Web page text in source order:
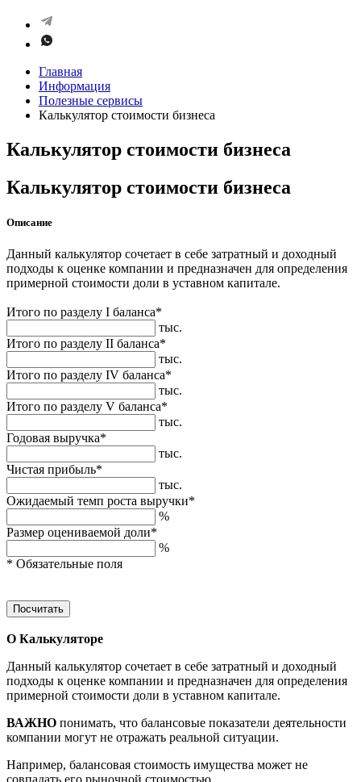
Главная
Информация
Полезные сервисы
Калькулятор стоимости бизнеса
Калькулятор стоимости бизнеса
Калькулятор стоимости бизнеса
Описание
Данный калькулятор сочетает в себе затратный и доходный
подходы к оценке компании и предназначен для определения
примерной стоимости доли в уставном капитале.
Итого по разделу I баланса*
тыс.
Итого по разделу II баланса*
тыс.
Итого по разделу IV баланса*
тыс.
Итого по разделу V баланса*
тыс.
Годовая выручка*
тыс.
Чистая прибыль*
тыс.
Ожидаемый темп роста выручки*
%
Размер оцениваемой доли*
%
* Обязательные поля
Посчитать
О Калькуляторе
Данный калькулятор сочетает в себе затратный и доходный
подходы к оценке компании и предназначен для определения
примерной стоимости доли в уставном капитале.
ВАЖНО понимать, что балансовые показатели деятельности
компании могут не отражать реальной ситуации.
Например, балансовая стоимость имущества может не